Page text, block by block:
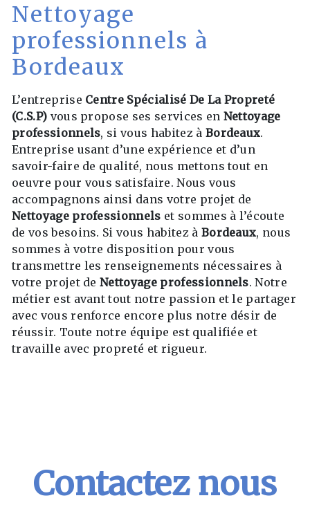
Nettoyage
professionnels à
Bordeaux
L’entreprise Centre Spécialisé De La Propreté
(C.S.P) vous propose ses services en Nettoyage
professionnels, si vous habitez à Bordeaux.
Entreprise usant d’une expérience et d’un
savoir-faire de qualité, nous mettons tout en
oeuvre pour vous satisfaire. Nous vous
accompagnons ainsi dans votre projet de
Nettoyage professionnels et sommes à l’écoute
de vos besoins. Si vous habitez à Bordeaux, nous
sommes à votre disposition pour vous
transmettre les renseignements nécessaires à
votre projet deNettoyage professionnels. Notre
métier est avant tout notre passion et le partager
avec vous renforce encore plus notre désir de
réussir. Toute notre équipe est qualifiée et
travaille avec propreté et rigueur.
Contactez nous